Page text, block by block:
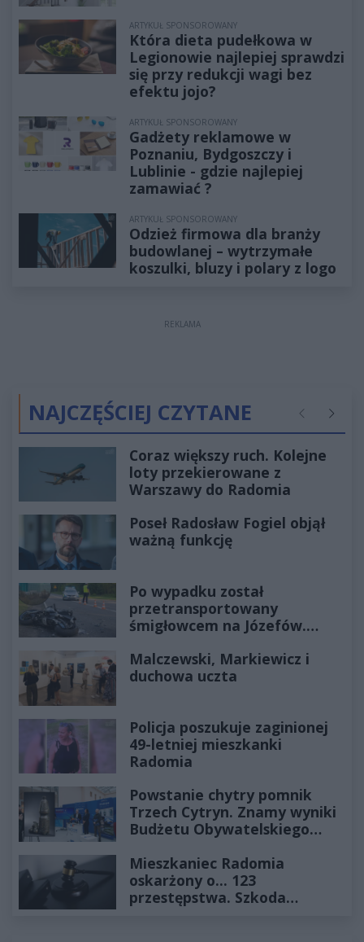
ARTYKUŁ SPONSOROWANY
Która dieta pudełkowa w
Legionowie najlepiej sprawdzi
się przy redukcji wagi bez
efektu jojo?
ARTYKUŁ SPONSOROWANY
Gadżety reklamowe w
Poznaniu, Bydgoszczy i
Lublinie - gdzie najlepiej
zamawiać ?
ARTYKUŁ SPONSOROWANY
Odzież firmowa dla branży
budowlanej – wytrzymałe
koszulki, bluzy i polary z logo
REKLAMA
NAJCZĘŚCIEJ CZYTANE Poprzednie
Coraz większy ruch. Kolejne
loty przekierowane z
Warszawy do Radomia
Poseł Radosław Fogiel objął
ważną funkcję
Po wypadku został
przetransportowany
śmigłowcem na Józefów.
Malczewski, Markiewicz i
duchowa uczta
Policja poszukuje zaginionej
49-letniej mieszkanki
Radomia
Powstanie chytry pomnik
Trzech Cytryn. Znamy wyniki
Budżetu Obywatelskiego
Mieszkaniec Radomia
oskarżony o... 123
przestępstwa. Szkoda